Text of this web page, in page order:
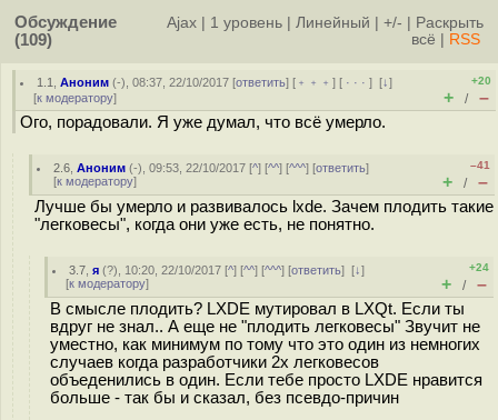
Обсуждение
(109)
Ajax 1 уровень Линейный +/-
Раскрыть
всё
RSS
1.1 ,Аноним (-), 08:37, 22/10/2017 [ответить] [ ﹢﹢﹢] [ · · ·][↓]
[к модератору]
+20
+ / –
Ого, порадовали. Я уже думал, что всё умерло.
2.6 ,Аноним (-), 09:53, 22/10/2017 [^] [^^] [^^^] [ответить]
[к модератору]
–41
+ / –
Лучше бы умерло и развивалось lxde. Зачем плодить такие
"легковесы", когда они уже есть, не понятно.
3.7 ,я (?), 10:20, 22/10/2017 [^] [^^] [^^^] [ответить][↓]
[к модератору]
+24
+ / –
В смысле плодить? LXDE мутировал в LXQt. Если ты
вдруг не знал.. А еще не "плодить легковесы" Звучит не
уместно, как минимум по тому что это один из немногих
случаев когда разработчики 2х легковесов
объеденились в один. Если тебе просто LXDE нравится
больше - так бы и сказал, без псевдо-причин